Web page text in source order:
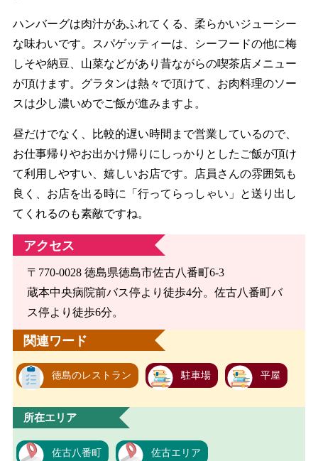
ハンバーグは肉汁があふれてくる、柔らかいジューシー
な味わいです。スパゲッティーは、シーフードの他に梅
しそや納豆、山菜などがあり昔ながらの喫茶店メニュー
が頂けます。グラタンは熱々で頂けて、お肉料理のソー
スは少し濃いめでご飯が進みますよ。
昼だけでなく、比較的遅い時間まで営業しているので、
お仕事帰りやお出かけ帰りにしっかりとしたご飯が頂け
て利用しやすい、嬉しいお店です。店員さんの雰囲気も
良く、お店を出る時に「行ってらっしゃい」と送り出し
てくれるのも素敵ですね。
アクセス
〒770-0028 徳島県徳島市佐古八番町6-3
蔵本中央病院前バス停より徒歩4分。佐古八番町バ
ス停より徒歩6分。
関連ワード
徳島のレストラン 駐車場 平屋
所在エリア
佐古八番町 佐古エリア